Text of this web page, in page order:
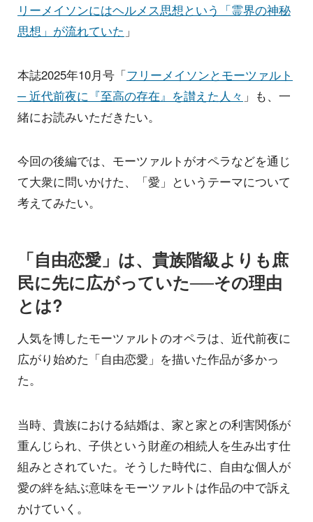
リーメイソンにはヘルメス思想という「霊界の神秘
思想」が流れていた 」
本誌2025年10月号「フリーメイソンとモーツァルト
─ 近代前夜に『至高の存在』を讃えた人々 」も、一
緒にお読みいただきたい。
今回の後編では、モーツァルトがオペラなどを通じ
て大衆に問いかけた、「愛」というテーマについて
考えてみたい。
「自由恋愛」は、貴族階級よりも庶
民に先に広がっていた──その理由
とは?
人気を博したモーツァルトのオペラは、近代前夜に
広がり始めた「自由恋愛」を描いた作品が多かっ
た。
当時、貴族における結婚は、家と家との利害関係が
重んじられ、子供という財産の相続人を生み出す仕
組みとされていた。そうした時代に、自由な個人が
愛の絆を結ぶ意味をモーツァルトは作品の中で訴え
かけていく。